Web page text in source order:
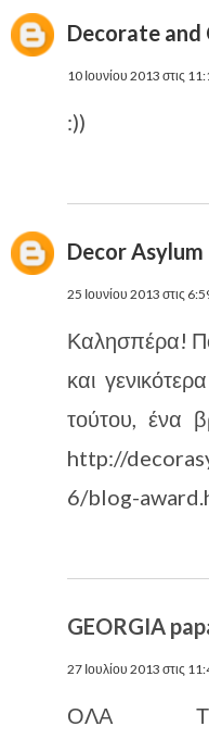
Decorate and
10 Ιουνίου 2013 στις
:))
Decor Asylum
25 Ιουνίου 2013 στις
Καλησπέρα!
και
τούτου, ένα
http://
6/blog-
GEORGIA
27 Ιουλίου 2013 στις
ΟΛΑ